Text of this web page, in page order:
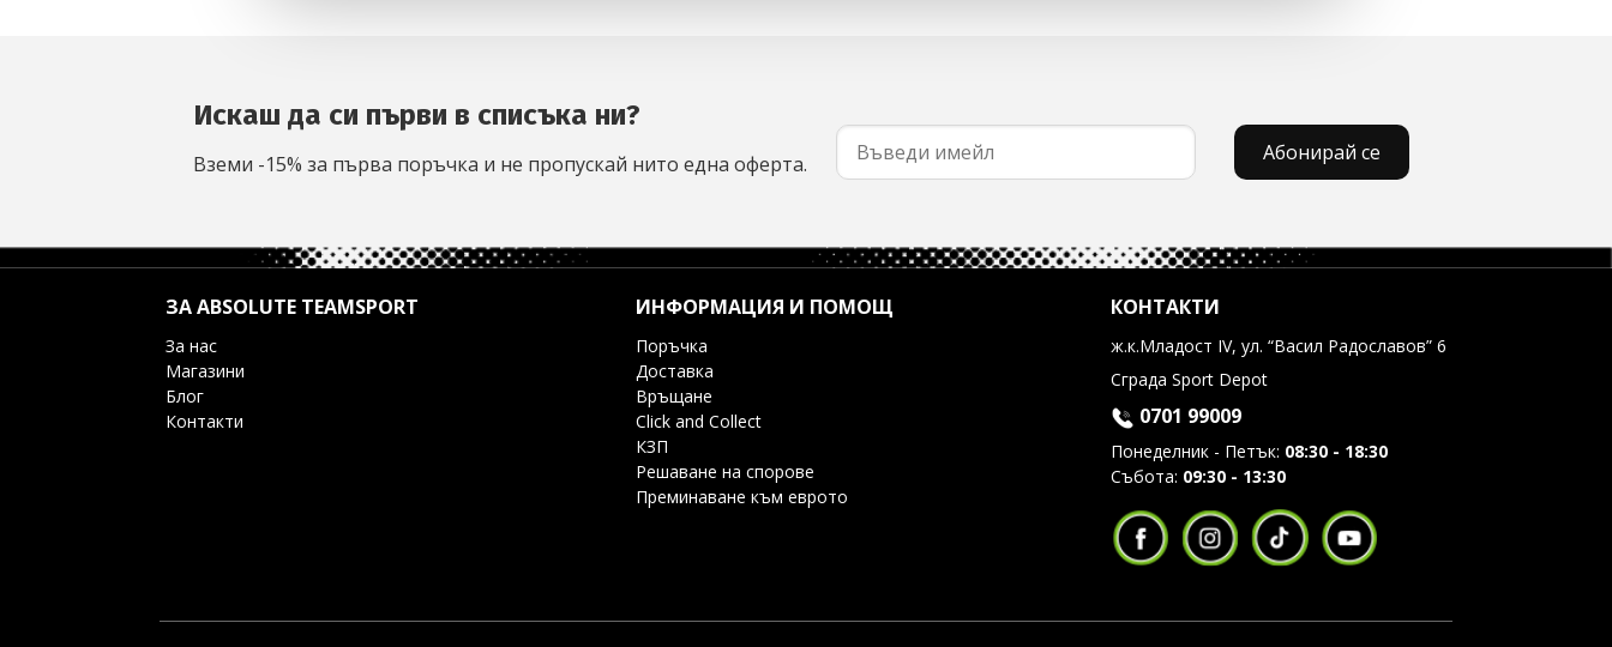
Искаш да си първи в списъка ни?
Вземи -15% за първа поръчка и не пропускай нито една оферта. Абонирай се
ЗА ABSOLUTE TEAMSPORT
За нас
Магазини
Блог
Контакти
ИНФОРМАЦИЯ И ПОМОЩ
Поръчка
Доставка
Връщане
Click and Collect
КЗП
Решаване на спорове
Преминаване към еврото
КОНТАКТИ
ж.к.Младост IV, ул. “Васил Радославов” 6
Сграда Sport Depot
0701 99009
Понеделник - Петък: 08:30 - 18:30
Събота: 09:30 - 13:30